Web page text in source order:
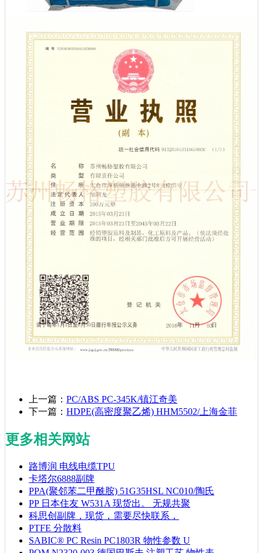
上一篇： PC/ABS PC-345K/镇江奇美
下一篇： HDPE(高密度聚乙烯) HHM5502/上海金菲
更多相关网站
路博润 电线电缆TPU
卡塔尔6888副牌
PPA(聚邻苯二甲酰胺) 51G35HSL NC010/陶氏
PP 日本住友 W531A 现货出。 无规共聚
科思创副牌，现货，需要尽快联系，
PTFE 分散料
SABIC® PC Resin PC1803R 物性参数 U